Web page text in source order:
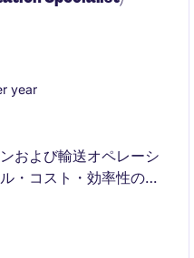
year
および輸送オペレーシ
・コスト・効率性の最
管理を通じて、継続的